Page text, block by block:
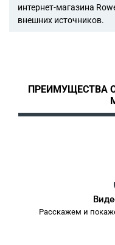
интернет-магазина
внешних источников.
ПРЕИМУЩЕСТВА
Расскажем и